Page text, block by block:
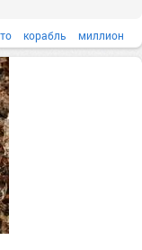
корабль миллион